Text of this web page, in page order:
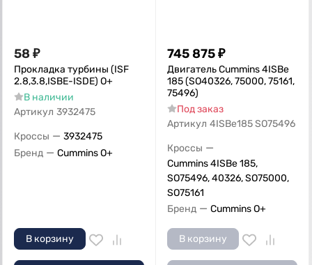
58 ₽
Прокладка турбины (ISF
2.8,3.8,ISBE-ISDE) О+
В наличии
Артикул 3932475
Кроссы — 3932475
Бренд — Cummins O+
В корзину
745 875₽
Двигатель Cummins 4ISBe
185 (SO40326, 75000, 75161,
75496)
Под заказ
Артикул 4ISBe185 SO75496
Кроссы —
Cummins 4ISBe 185,
SO75496, 40326, SO75000,
SO75161
Бренд — Cummins O+
В корзину